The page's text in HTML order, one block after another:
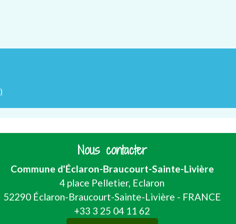
Nous contacter
Commune d'Éclaron-Braucourt-Sainte-Livière
4 place Pelletier, Eclaron
52290 Éclaron-Braucourt-Sainte-Livière - FRANCE
+33 3 25 04 11 62